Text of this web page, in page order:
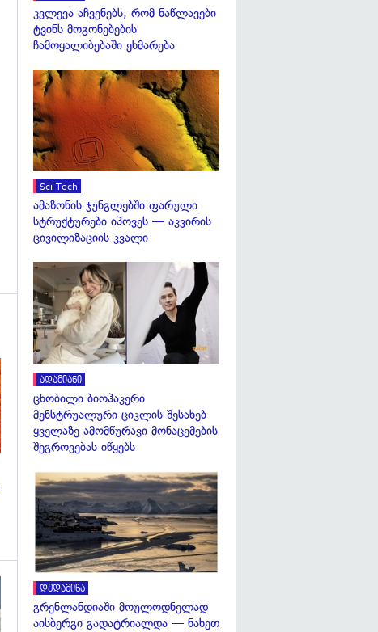
გადახედვა
გადახედვა
კვლევა აჩვენებს, რომ ნაწლავები
ტვინს მოგონებების
ჩამოყალიბებაში ეხმარება
Sci-Tech
ამაზონის ჯუნგლებში ფარული
სტრუქტურები იპოვეს — აკვირის
ცივილიზაციის კვალი
ადამიანი
ცნობილი ბიოჰაკერი
მენსტრუალური ციკლის შესახებ
ყველაზე ამომწურავი მონაცემების
შეგროვებას იწყებს
დედამიწა
გრენლანდიაში მოულოდნელად
აისბერგი გადატრიალდა — ნახეთ